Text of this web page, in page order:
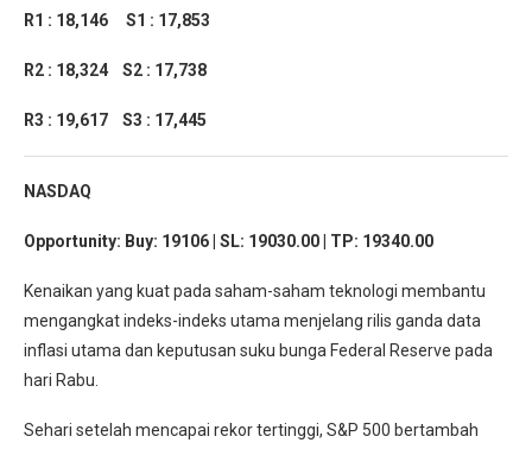
R1 : 18,146 S1 : 17,853
R2 : 18,324 S2 : 17,738
R3 : 19,617 S3 : 17,445
NASDAQ
Opportunity: Buy: 19106 | SL: 19030.00 | TP: 19340.00
Kenaikan yang kuat pada saham-saham teknologi membantu
mengangkat indeks-indeks utama menjelang rilis ganda data
inflasi utama dan keputusan suku bunga Federal Reserve pada
hari Rabu.
Sehari setelah mencapai rekor tertinggi, S&P 500 bertambah